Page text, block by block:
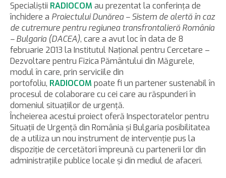
Specialiştii RADIOCOM au prezentat la conferinţa de
închidere a Proiectului Dunărea – Sistem de alertă în caz
de cutremure pentru regiunea transfrontalieră România
– Bulgaria (DACEA), care a avut loc în data de 8
februarie 2013 la Institutul Naţional pentru Cercetare –
Dezvoltare pentru Fizica Pământului din Măgurele,
modul în care, prin serviciile din
portofoliu, RADIOCOM poate fi un partener sustenabil în
procesul de colaborare cu cei care au răspunderi în
domeniul situaţiilor de urgenţă.
Încheierea acestui proiect oferă Inspectoratelor pentru
Situaţii de Urgenţă din România şi Bulgaria posibilitatea
de a utiliza un nou instrument de intervenţie pus la
dispoziţie de cercetători împreună cu partenerii lor din
administraţiile publice locale şi din mediul de afaceri.